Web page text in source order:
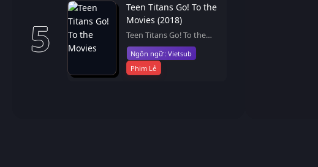
5
Teen Titans Go! To the
Movies (2018)
Teen Titans Go! To the
Movies
Vietsub
Phim Lẻ